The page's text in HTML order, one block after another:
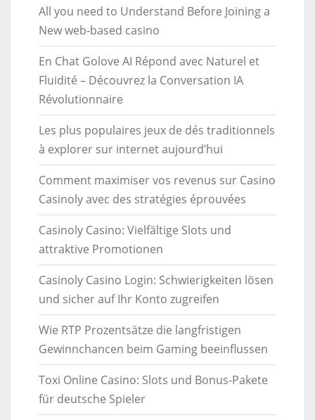
All you need to Understand Before Joining a
New web-based casino
En Chat Golove AI Répond avec Naturel et
Fluidité – Découvrez la Conversation IA
Révolutionnaire
Les plus populaires jeux de dés traditionnels
à explorer sur internet aujourd’hui
Comment maximiser vos revenus sur Casino
Casinoly avec des stratégies éprouvées
Casinoly Casino: Vielfältige Slots und
attraktive Promotionen
Casinoly Casino Login: Schwierigkeiten lösen
und sicher auf Ihr Konto zugreifen
Wie RTP Prozentsätze die langfristigen
Gewinnchancen beim Gaming beeinflussen
Toxi Online Casino: Slots und Bonus-Pakete
für deutsche Spieler